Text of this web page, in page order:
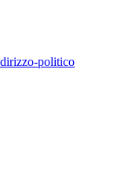
politico